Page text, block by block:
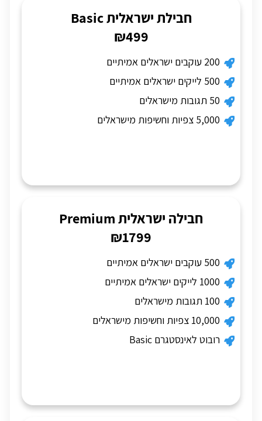
חבילת ישראלית Basic
₪499
200 עוקבים ישראלים אמיתיים
500 לייקים ישראלים אמיתיים
50 תגובות מישראלים
5,000 צפיות וחשיפות מישראלים
חבילה ישראלית Premium
₪1799
500 עוקבים ישראלים אמיתיים
1000 לייקים ישראלים אמיתיים
100 תגובות מישראלים
10,000 צפיות וחשיפות מישראלים
רובוט לאינסטגרם Basic